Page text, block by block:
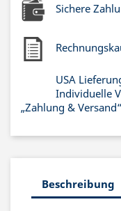
Sichere
USA
Individuelle
„Zahlung &
Beschreibung